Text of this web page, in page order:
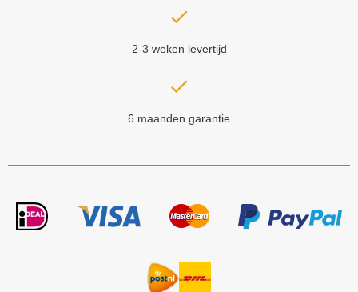
2-3 weken levertijd
6 maanden garantie